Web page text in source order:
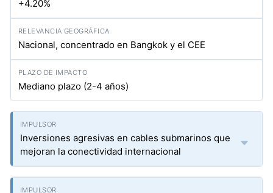
+4.20%
Nacional, concentrado en Bangkok y el CEE
Mediano plazo (2-4 años)
Inversiones agresivas en cables submarinos que
mejoran la conectividad internacional